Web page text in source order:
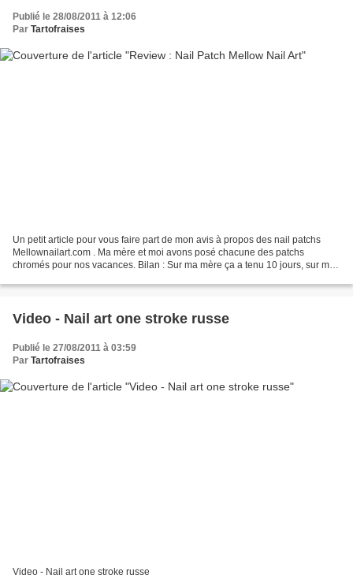
Publié le 28/08/2011 à 12:06
Par Tartofraises
Un petit article pour vous faire part de mon avis à propos des nail patchs
Mellownailart.com . Ma mère et moi avons posé chacune des patchs
chromés pour nos vacances. Bilan : Sur ma mère ça a tenu 10 jours, sur moi
Video - Nail art one stroke russe
Publié le 27/08/2011 à 03:59
Par Tartofraises
Video - Nail art one stroke russe